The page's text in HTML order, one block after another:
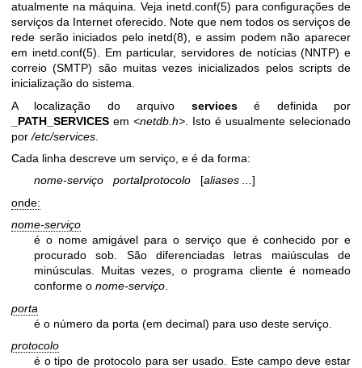
atualmente na máquina. Veja inetd.conf(5) para configurações de
serviços da Internet oferecido. Note que nem todos os serviços de
rede serão iniciados pelo inetd(8) , e assim podem não aparecer
em inetd.conf(5) . Em particular, servidores de notícias (NNTP) e
correio (SMTP) são muitas vezes inicializados pelos scripts de
inicialização do sistema.
A localização do arquivo servicesé definida por
_PATH_SERVICES em <netdb.h> . Isto é usualmente selecionado
por/etc/services
Cada linha descreve um serviço, e é da forma:
nome-serviço porta/protocolo [aliases ...]
onde:
nome-serviço
é o nome amigável para o serviço que é conhecido por e
procurado sob. São diferenciadas letras maiúsculas de
minúsculas. Muitas vezes, o programa cliente é nomeado
conforme o nome-serviço
porta
é o número da porta (em decimal) para uso deste serviço.
protocolo
é o tipo de protocolo para ser usado. Este campo deve estar